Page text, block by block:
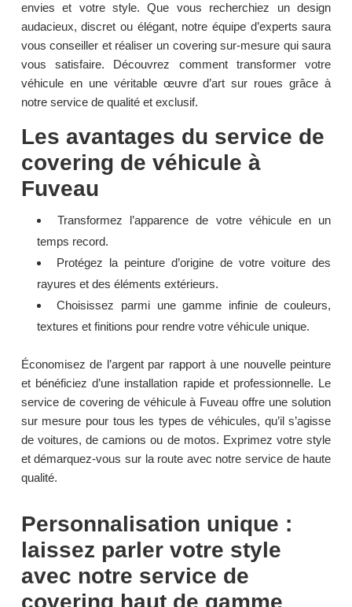
envies et votre style. Que vous recherchiez un design
audacieux, discret ou élégant, notre équipe d’experts saura
vous conseiller et réaliser un covering sur-mesure qui saura
vous satisfaire. Découvrez comment transformer votre
véhicule en une véritable œuvre d’art sur roues grâce à
notre service de qualité et exclusif.
Les avantages du service de
covering de véhicule à
Fuveau
Transformez l’apparence de votre véhicule en un
temps record.
Protégez la peinture d’origine de votre voiture des
rayures et des éléments extérieurs.
Choisissez parmi une gamme infinie de couleurs,
textures et finitions pour rendre votre véhicule unique.
Économisez de l’argent par rapport à une nouvelle peinture
et bénéficiez d’une installation rapide et professionnelle. Le
service de covering de véhicule à Fuveau offre une solution
sur mesure pour tous les types de véhicules, qu’il s’agisse
de voitures, de camions ou de motos. Exprimez votre style
et démarquez-vous sur la route avec notre service de haute
qualité.
Personnalisation unique :
laissez parler votre style
avec notre service de
covering haut de gamme